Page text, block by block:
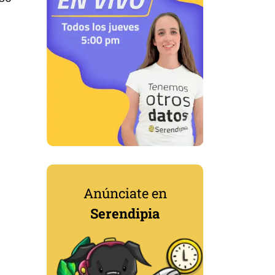
Anúnciate en
Serendipia